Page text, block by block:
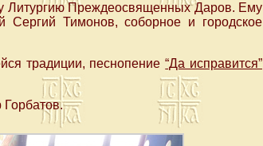
Литургию Преждеосвященных Даров. Ему
Сергий Тимонов, соборное и городское
традиции, песнопение“Да исправится”
Горбатов.